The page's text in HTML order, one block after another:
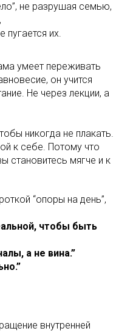
не разрушая семью,
пугается их.
умеет переживать
он учится
Не через лекции, а
никогда не плакать.
к себе. Потому что
становитесь мягче и к
“опоры на день”,
чтобы быть
а не вина.”
внутренней